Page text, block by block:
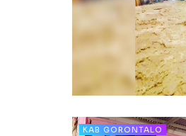
KAB GORONTALO